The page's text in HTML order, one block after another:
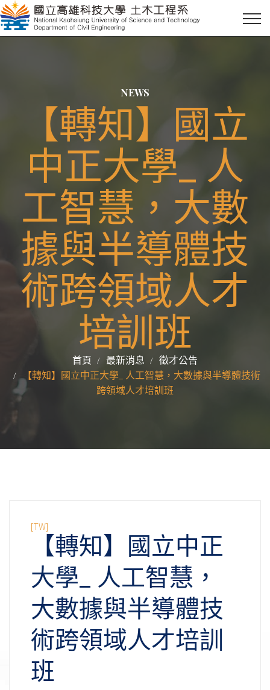
NEWS
【轉知】國立
中正大學_ 人
工智慧，大數
據與半導體技
術跨領域人才
培訓班
首頁 最新消息
徵才公告
【轉知】國立中正大學_ 人工智慧，大數據與半導體技術
跨領域人才培訓班
[TW]
【轉知】國立中正
大學_ 人工智慧，
大數據與半導體技
術跨領域人才培訓
班